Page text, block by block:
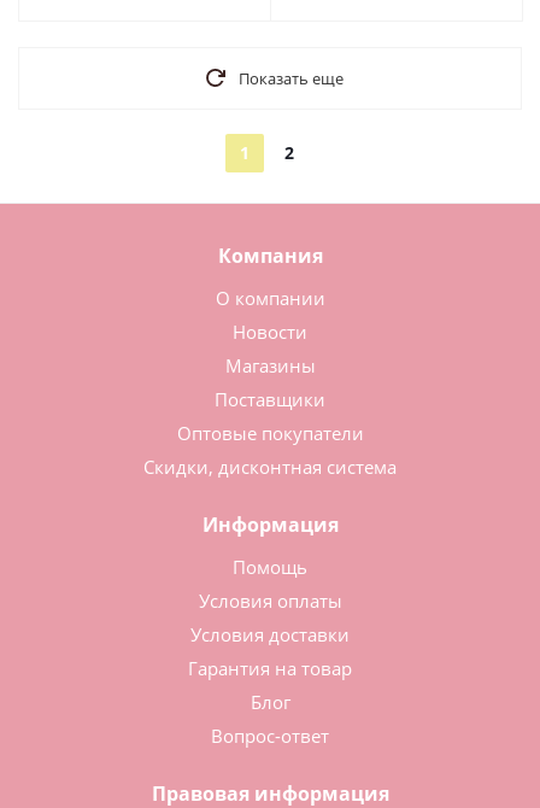
Показать еще
1 2
Компания
О компании
Новости
Магазины
Поставщики
Оптовые покупатели
Скидки, дисконтная система
Информация
Помощь
Условия оплаты
Условия доставки
Гарантия на товар
Блог
Вопрос-ответ
Правовая информация